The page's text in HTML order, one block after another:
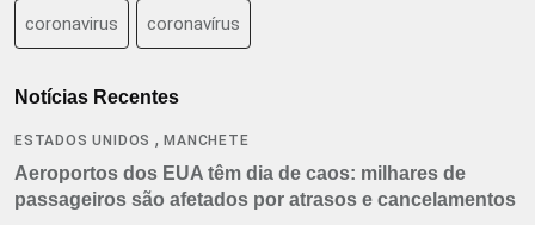
coronavirus coronavírus
Notícias Recentes
ESTADOS UNIDOS ,MANCHETE
Aeroportos dos EUA têm dia de caos: milhares de
passageiros são afetados por atrasos e cancelamentos